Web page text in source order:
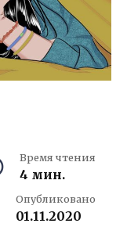
Время чтения
4 мин.
Опубликовано
01.11.2020